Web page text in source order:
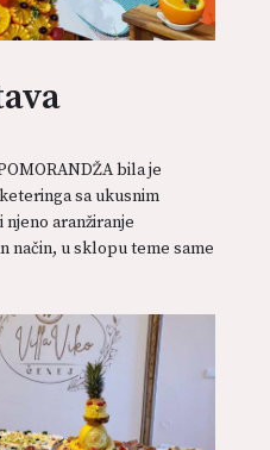
bila je
sa ukusnim
njeno aranžiranje
način, u sklopu teme same